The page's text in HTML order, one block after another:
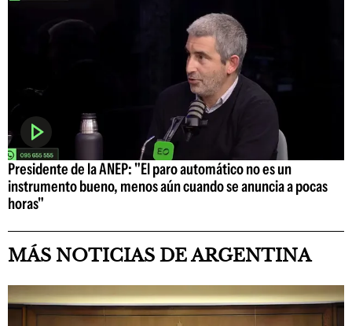
Presidente de la ANEP: "El paro automático no es un
instrumento bueno, menos aún cuando se anuncia a pocas
horas"
MÁS NOTICIAS DE ARGENTINA